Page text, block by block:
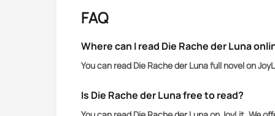
Männern, die sie beide liebt, aber
FAQ
Where can I read Die Rache der Luna
You can read Die Rache der Luna full novel on
Is Die Rache der Luna free to read?